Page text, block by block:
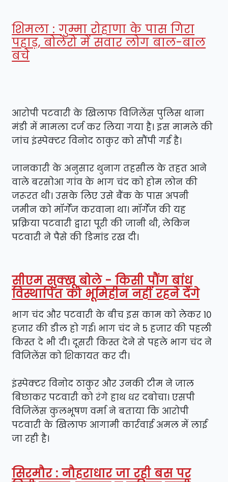
शिमला : गुम्मा रोहाणा के पास गिरा
पहाड़, बोलेरो में सवार लोग बाल-बाल
बचे
आरोपी पटवारी के खिलाफ विजिलेंस पुलिस थाना
मंडी में मामला दर्ज कर लिया गया है। इस मामले की
जांच इंस्पेक्टर विनोद ठाकुर को सौंपी गई है।
जानकारी के अनुसार थुनाग तहसील के तहत आने
वाले बरसोआ गांव के भाग चंद को होम लोन की
जरूरत थी। उसके लिए उसे बैंक के पास अपनी
जमीन को मॉर्गेज करवाना था। मॉर्गेज की यह
प्रक्रिया पटवारी द्वारा पूरी की जानी थी, लेकिन
पटवारी ने पैसे की डिमांड रख दी।
सीएम सुक्खू बोले - किसी पौंग बांध
विस्थापित को भूमिहीन नहीं रहने देंगे
भाग चंद और पटवारी के बीच इस काम को लेकर 10
हजार की डील हो गई। भाग चंद ने 5 हजार की पहली
किस्त दे भी दी। दूसरी किस्त देने से पहले भाग चंद ने
विजिलेंस को शिकायत कर दी।
इंस्पेक्टर विनोद ठाकुर और उनकी टीम ने जाल
बिछाकर पटवारी को रंगे हाथ धर दबोचा। एसपी
विजिलेंस कुलभूषण वर्मा ने बताया कि आरोपी
पटवारी के खिलाफ आगामी कार्रवाई अमल में लाई
जा रही है।
सिरमौर : नौहराधार जा रही बस पर